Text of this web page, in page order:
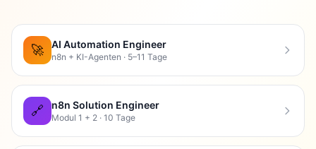
🚀 AI Automation Engineer
n8n + KI-Agenten · 5–11 Tage
🔗 n8n Solution Engineer
Modul 1 + 2 · 10 Tage